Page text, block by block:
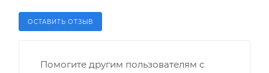
ОСТАВИТЬ ОТЗЫВ
Помогите другим пользователям с